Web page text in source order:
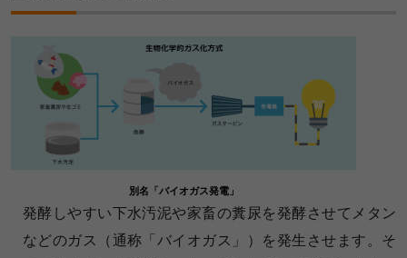
別名「バイオガス発電」
発酵しやすい下水汚泥や家畜の糞尿を発酵させてメタン
などのガス（通称「バイオガス」）を発生させます。そ